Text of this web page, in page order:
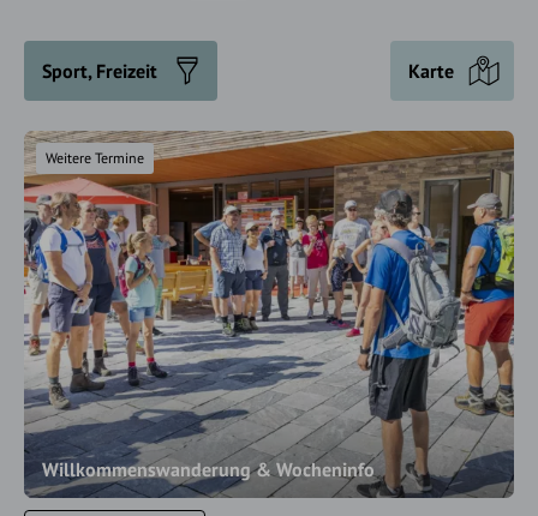
Sport, Freizeit Karte
Willkommenswanderung & Wocheninfo
Weitere Termine